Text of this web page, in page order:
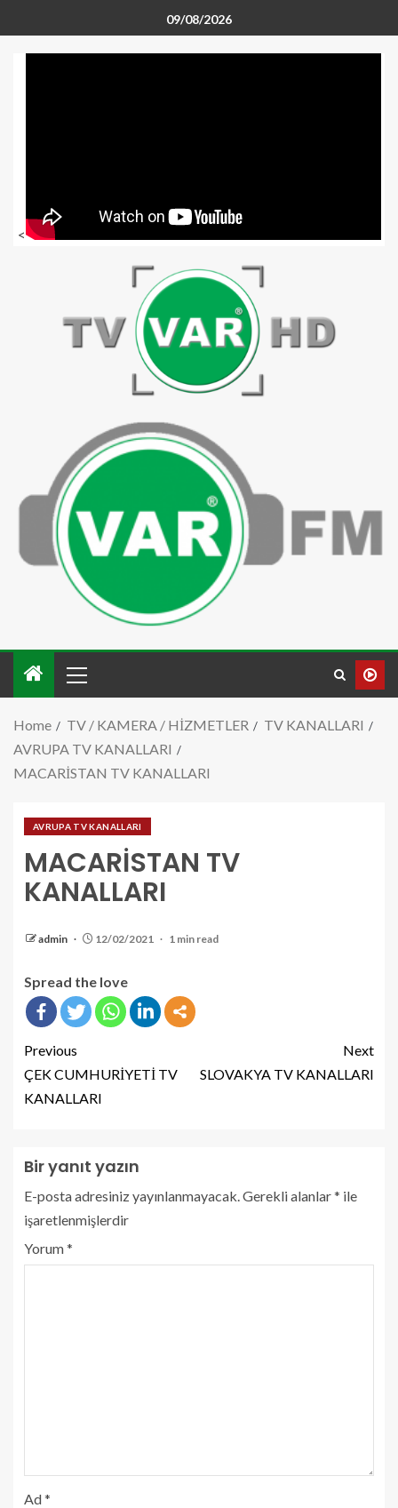
09/08/2026
<
Home TV / KAMERA / HİZMETLER
TV KANALLARI
AVRUPA TV KANALLARI
MACARİSTAN TV KANALLARI
AVRUPA TV KANALLARI
MACARİSTAN TV
KANALLARI
admin 12/02/2021 1 min read
Spread the love
Previous
ÇEK CUMHURİYETİ TV
KANALLARI
Next
SLOVAKYA TV KANALLARI
Bir yanıt yazın
E-posta adresiniz yayınlanmayacak.Gerekli alanlar* ile
işaretlenmişlerdir
Yorum*
Ad*